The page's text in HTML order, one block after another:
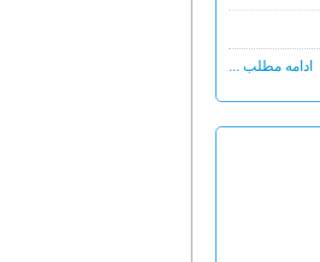
ادامه مطلب ...